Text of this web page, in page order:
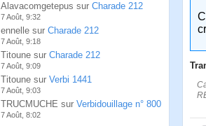
Alavacomgetepus sur Charade 212
7 Août, 9:32
ennelle sur Charade 212
7 Août, 9:18
Titoune sur Charade 212
7 Août, 9:09
Titoune sur Verbi 1441
7 Août, 9:03
TRUCMUCHE sur Verbidouillage n° 800
7 Août, 8:02